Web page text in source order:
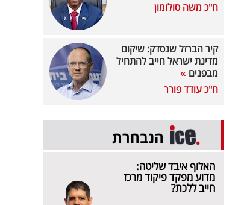
ח"כ משה סולומון
קיר הברזל שנסדק: שיקום
מדינת ישראל חייב להתחיל
מבפנים
ח"כ עודד פורר
הנבחרת
האלוף איבד שליטה:
מדוע מפקד פיקוד מרכז
חייב ללכת?